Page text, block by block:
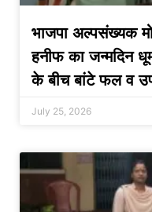
भाजपा अल्पसंख्यक
हनीफ का जन्मदिन
के बीच बांटे फल व
July 25, 2026